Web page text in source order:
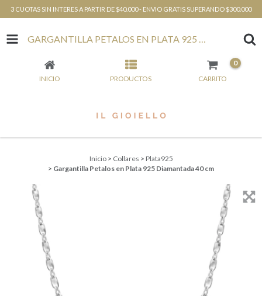
3 CUOTAS SIN INTERES A PARTIR DE $40.000 - ENVIO GRATIS SUPERANDO $300.000
GARGANTILLA PETALOS EN PLATA 925 DIAMANTADA 40 CM
INICIO PRODUCTOS CARRITO
0
Inicio > Collares > Plata925
> Gargantilla Petalos en Plata 925 Diamantada 40 cm